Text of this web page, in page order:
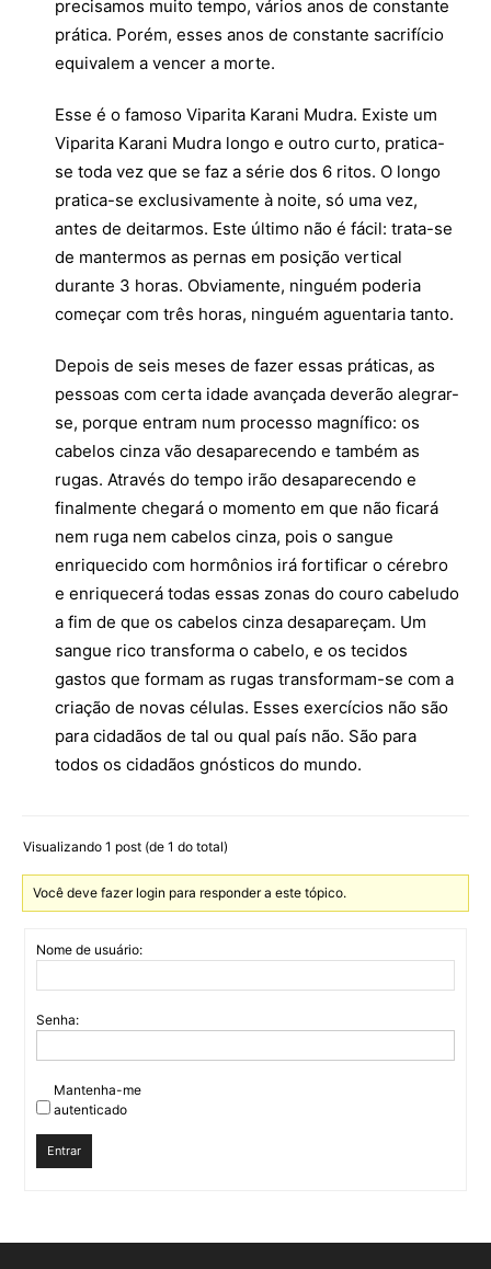
precisamos muito tempo, vários anos de constante
prática. Porém, esses anos de constante sacrifício
equivalem a vencer a morte.
Esse é o famoso Viparita Karani Mudra. Existe um
Viparita Karani Mudra longo e outro curto, pratica-
se toda vez que se faz a série dos 6 ritos. O longo
pratica-se exclusivamente à noite, só uma vez,
antes de deitarmos. Este último não é fácil: trata-se
de mantermos as pernas em posição vertical
durante 3 horas. Obviamente, ninguém poderia
começar com três horas, ninguém aguentaria tanto.
Depois de seis meses de fazer essas práticas, as
pessoas com certa idade avançada deverão alegrar-
se, porque entram num processo magnífico: os
cabelos cinza vão desaparecendo e também as
rugas. Através do tempo irão desaparecendo e
finalmente chegará o momento em que não ficará
nem ruga nem cabelos cinza, pois o sangue
enriquecido com hormônios irá fortificar o cérebro
e enriquecerá todas essas zonas do couro cabeludo
a fim de que os cabelos cinza desapareçam. Um
sangue rico transforma o cabelo, e os tecidos
gastos que formam as rugas transformam-se com a
criação de novas células. Esses exercícios não são
para cidadãos de tal ou qual país não. São para
todos os cidadãos gnósticos do mundo.
Visualizando 1 post (de 1 do total)
Você deve fazer login para responder a este tópico.
Nome de usuário:
Senha:
Mantenha-me
autenticado
Entrar